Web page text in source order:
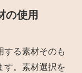
の使用
する素材そのも
す。素材選択を